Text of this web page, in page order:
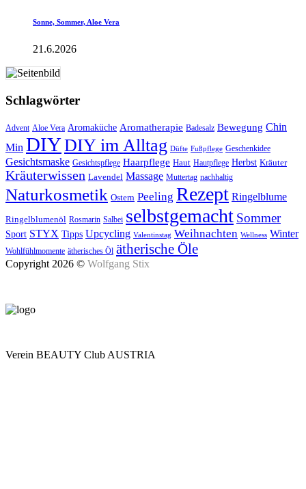
Sonne, Sommer, Aloe Vera
21.6.2026
Schlagwörter
Advent Aloe Vera Aromaküche Aromatherapie Badesalz Bewegung Chin
Min DIYDIY im Alltag Düfte Fußpflege Geschenkidee
Gesichtsmaske Gesichtspflege Haarpflege Haut Hautpflege Herbst Kräuter
Kräuterwissen Lavendel Massage Muttertag nachhaltig
Naturkosmetik Ostern Peeling Rezept Ringelblume
Ringelblumenöl Rosmarin Salbei selbstgemacht Sommer
Sport STYX Tipps Upcycling Valentinstag Weihnachten Wellness Winter
Wohlfühlmomente ätherisches Öl ätherische Öle
Copyright 2026 © Wolfgang Stix
Verein BEAUTY Club AUSTRIA